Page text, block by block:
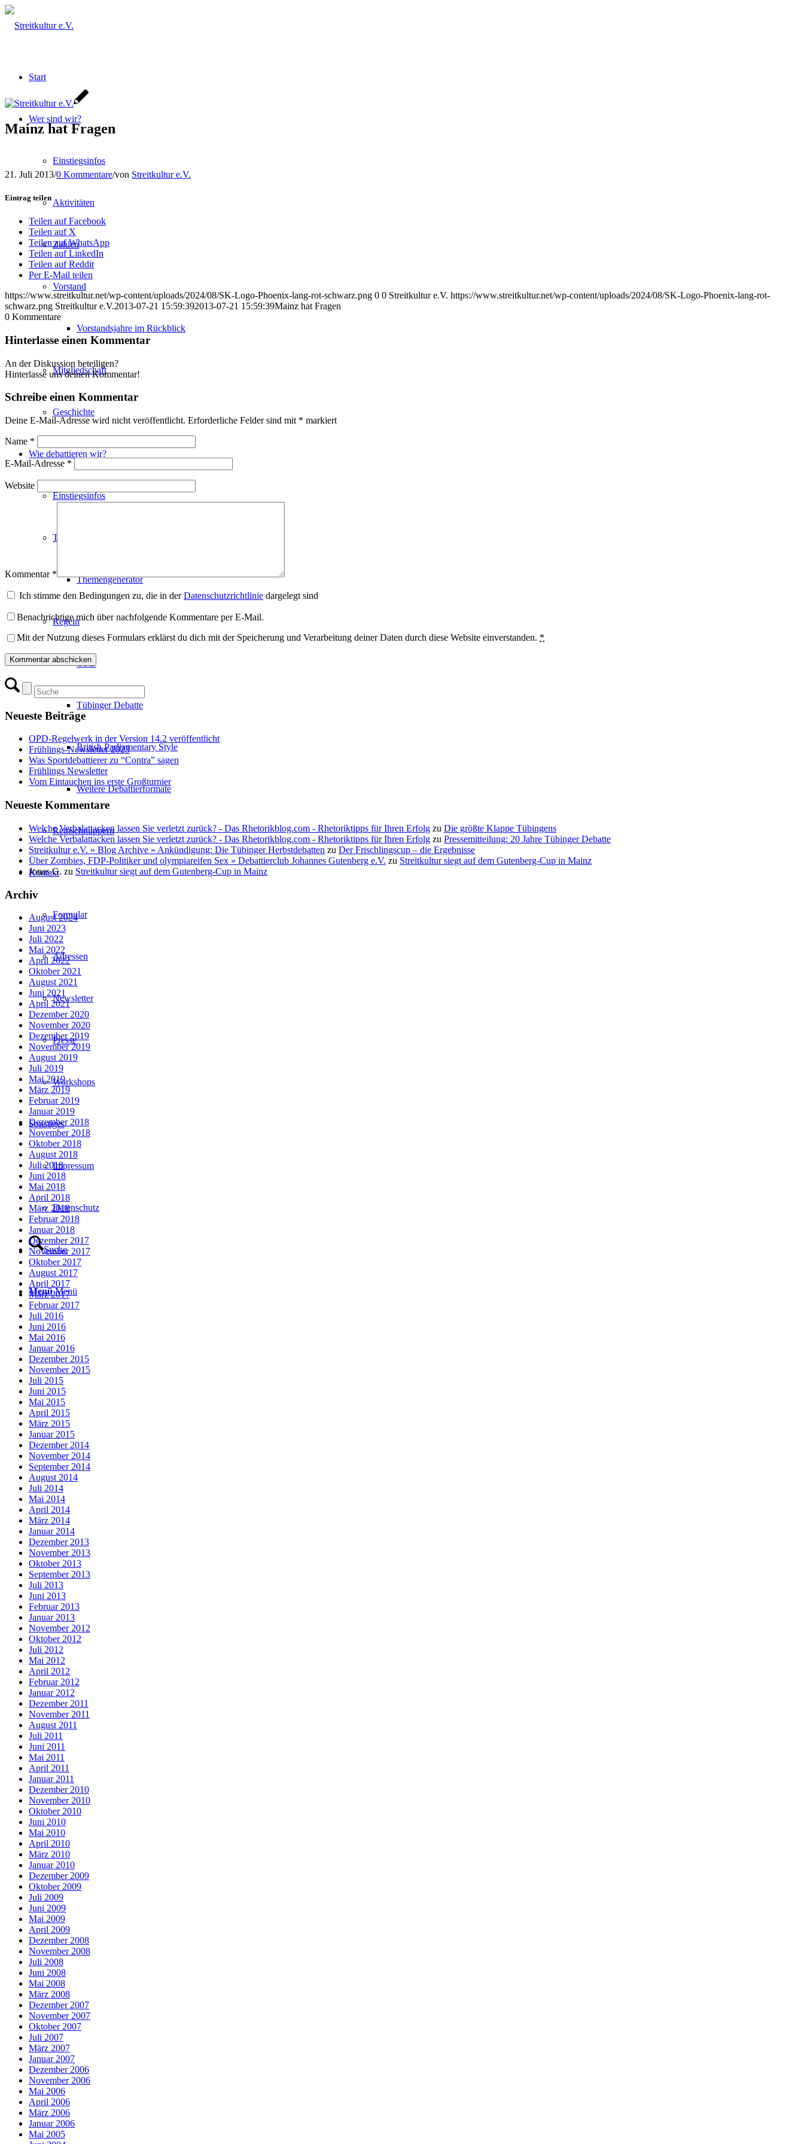
Start
Wer sind wir?
Einstiegsinfos
Aktivitäten
Zahlen
Vorstand
Vorstandsjahre im Rückblick
Mitgliedschaft
Geschichte
Wie debattieren wir?
Einstiegsinfos
Themen
Themengenerator
Regeln
OPD
Tübinger Debatte
British Parliamentary Style
Weitere Debattierformate
Reinschnuppern
Kontakt
Formular
Adressen
Newsletter
Presse
Workshops
Sonstiges
Impressum
Datenschutz
Suche
Menü Menü
Mainz hat Fragen
21. Juli 2013/0 Kommentare/von Streitkultur e.V.
Eintrag teilen
Teilen auf Facebook
Teilen auf X
Teilen auf WhatsApp
Teilen auf LinkedIn
Teilen auf Reddit
Per E-Mail teilen
https://www.streitkultur.net/wp-content/uploads/2024/08/SK-Logo-Phoenix-lang-rot-schwarz.png 0 0 Streitkultur e.V. https://www.streitkultur.net/wp-content/uploads/2024/08/SK-Logo-Phoenix-lang-rot-
schwarz.png Streitkultur e.V.2013-07-21 15:59:392013-07-21 15:59:39Mainz hat Fragen
0 Kommentare
Hinterlasse einen Kommentar
An der Diskussion beteiligen?
Hinterlasse uns deinen Kommentar!
Schreibe einen Kommentar
Deine E-Mail-Adresse wird nicht veröffentlicht. Erforderliche Felder sind mit * markiert
Name *
E-Mail-Adresse *
Website
Kommentar *
Ich stimme den Bedingungen zu, die in derDatenschutzrichtlinie dargelegt sind
Benachrichtige mich über nachfolgende Kommentare per E-Mail.
Mit der Nutzung dieses Formulars erklärst du dich mit der Speicherung und Verarbeitung deiner Daten durch diese Website einverstanden. *
Neueste Beiträge
OPD-Regelwerk in der Version 14.2 veröffentlicht
Frühlings-Newsletter 2023
Was Sportdebattierer zu “Contra” sagen
Frühlings Newsletter
Vom Eintauchen ins erste Großturnier
Neueste Kommentare
Welche Verbalattacken lassen Sie verletzt zurück? - Das Rhetorikblog.com - Rhetoriktipps für Ihren Erfolg zu Die größte Klappe Tübingens
Welche Verbalattacken lassen Sie verletzt zurück? - Das Rhetorikblog.com - Rhetoriktipps für Ihren Erfolg zu Pressemitteilung: 20 Jahre Tübinger Debatte
Streitkultur e.V. » Blog Archive » Ankündigung: Die Tübinger Herbstdebatten zu Der Frischlingscup – die Ergebnisse
Über Zombies, FDP-Politiker und olympiareifen Sex » Debattierclub Johannes Gutenberg e.V. zu Streitkultur siegt auf dem Gutenberg-Cup in Mainz
Jonas G. zu Streitkultur siegt auf dem Gutenberg-Cup in Mainz
Archiv
August 2024
Juni 2023
Juli 2022
Mai 2022
April 2022
Oktober 2021
August 2021
Juni 2021
April 2021
Dezember 2020
November 2020
Dezember 2019
November 2019
August 2019
Juli 2019
Mai 2019
März 2019
Februar 2019
Januar 2019
Dezember 2018
November 2018
Oktober 2018
August 2018
Juli 2018
Juni 2018
Mai 2018
April 2018
März 2018
Februar 2018
Januar 2018
Dezember 2017
November 2017
Oktober 2017
August 2017
April 2017
März 2017
Februar 2017
Juli 2016
Juni 2016
Mai 2016
Januar 2016
Dezember 2015
November 2015
Juli 2015
Juni 2015
Mai 2015
April 2015
März 2015
Januar 2015
Dezember 2014
November 2014
September 2014
August 2014
Juli 2014
Mai 2014
April 2014
März 2014
Januar 2014
Dezember 2013
November 2013
Oktober 2013
September 2013
Juli 2013
Juni 2013
Februar 2013
Januar 2013
November 2012
Oktober 2012
Juli 2012
Mai 2012
April 2012
Februar 2012
Januar 2012
Dezember 2011
November 2011
August 2011
Juli 2011
Juni 2011
Mai 2011
April 2011
Januar 2011
Dezember 2010
November 2010
Oktober 2010
Juni 2010
Mai 2010
April 2010
März 2010
Januar 2010
Dezember 2009
Oktober 2009
Juli 2009
Juni 2009
Mai 2009
April 2009
Dezember 2008
November 2008
Juli 2008
Juni 2008
Mai 2008
März 2008
Dezember 2007
November 2007
Oktober 2007
Juli 2007
März 2007
Januar 2007
Dezember 2006
November 2006
Mai 2006
April 2006
März 2006
Januar 2006
Mai 2005